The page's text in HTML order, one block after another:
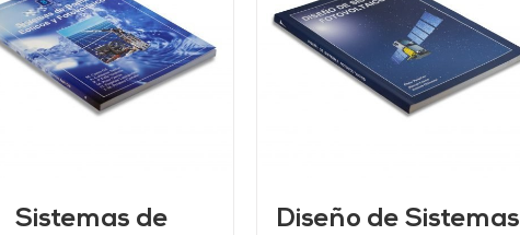
Sistemas de
AÑADIR AL CARRITO
/
DETALLES
Diseño de Sistemas
AÑADIR AL CARRITO
DETALLES